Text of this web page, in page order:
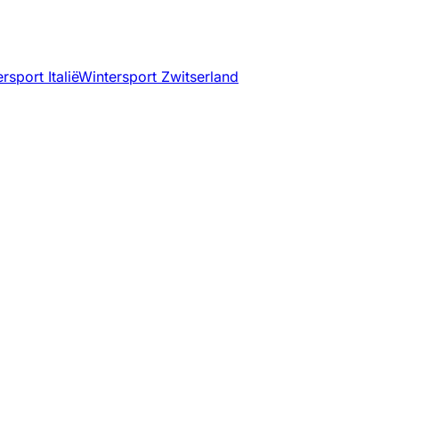
ItaliëWintersport Zwitserland